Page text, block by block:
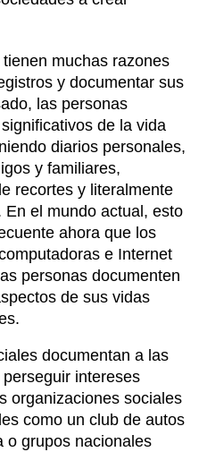
muchas razones
y documentar sus
las personas
de la vida
diarios personales,
y familiares,
recortes y literalmente
el mundo actual, esto
ahora que los
e Internet
personas documenten
de sus vidas
documentan a las
intereses
organizaciones sociales
como un club de autos
o grupos nacionales